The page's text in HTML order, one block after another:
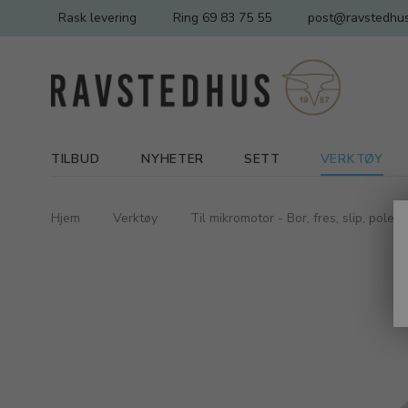
Rask levering Ring 69 83 75 55
TILBUD NYHETER SETT VERKTØY
Hjem Verktøy Til mikromotor - Bor, fres, slip, polering